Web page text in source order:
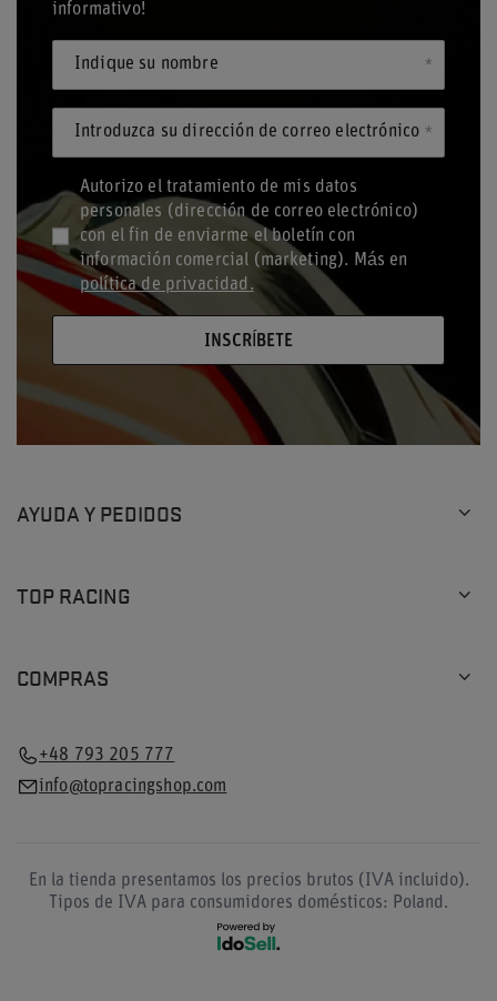
informativo!
Indique su nombre
Introduzca su dirección de correo electrónico
Autorizo el tratamiento de mis datos
personales (dirección de correo electrónico)
con el fin de enviarme el boletín con
información comercial (marketing). Más en
política de privacidad.
INSCRÍBETE
AYUDA Y PEDIDOS
TOP RACING
COMPRAS
+48 793 205 777
info@topracingshop.com
En la tienda presentamos los precios brutos (IVA incluido).
Tipos de IVA para consumidores domésticos: Poland.